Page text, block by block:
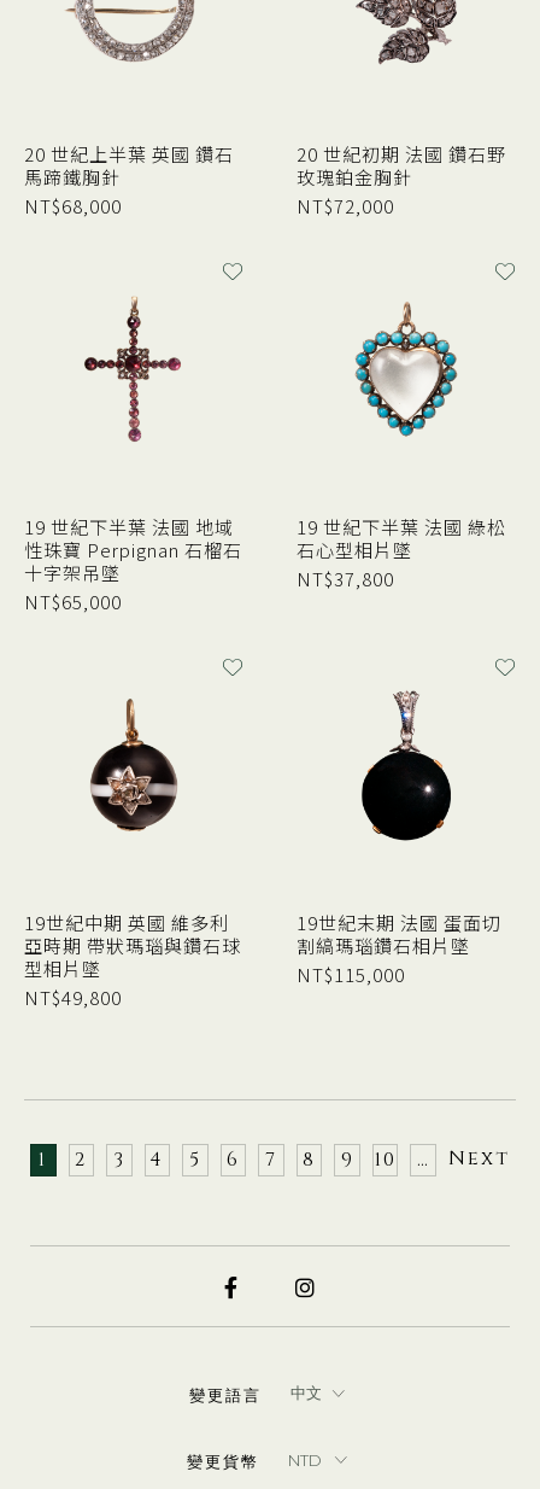
20 世紀上半葉 英國 鑽石
馬蹄鐵胸針
NT$68,000
20 世紀初期 法國 鑽石野
玫瑰鉑金胸針
NT$72,000
19 世紀下半葉 法國 地域
性珠寶 Perpignan 石榴石
十字架吊墜
NT$65,000
19 世紀下半葉 法國 綠松
石心型相片墜
NT$37,800
19世紀中期 英國 維多利
亞時期 帶狀瑪瑙與鑽石球
型相片墜
NT$49,800
19世紀末期 法國 蛋面切
割縞瑪瑙鑽石相片墜
NT$115,000
1 2 3 4 5 6 7 8 9 10 … Next
變更語言
變更貨幣